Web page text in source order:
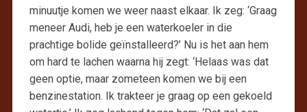
minuutje komen we weer naast elkaar. Ik zeg: ‘Graag
meneer Audi, heb je een waterkoeler in die
prachtige bolide geïnstalleerd?’ Nu is het aan hem
om hard te lachen waarna hij zegt: ‘Helaas was dat
geen optie, maar zometeen komen we bij een
benzinestation. Ik trakteer je graag op een gekoeld